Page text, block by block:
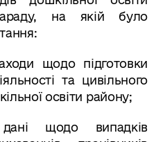
на якій було
щодо підготовки
та цивільного
освіти району;
щодо випадків